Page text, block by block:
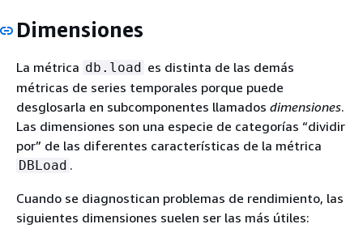
Dimensiones
La métrica db.load es distinta de las demás
métricas de series temporales porque puede
desglosarla en subcomponentes llamados dimensiones.
Las dimensiones son una especie de categorías “dividir
por” de las diferentes características de la métrica
DBLoad .
Cuando se diagnostican problemas de rendimiento, las
siguientes dimensiones suelen ser las más útiles: